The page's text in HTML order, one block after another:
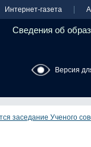
Интернет-газета
Сведения об
Версия
заседание Ученого